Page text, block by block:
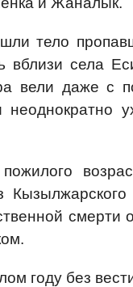
тело
вблизи села
вели даже с
неоднократно
смерти
году без